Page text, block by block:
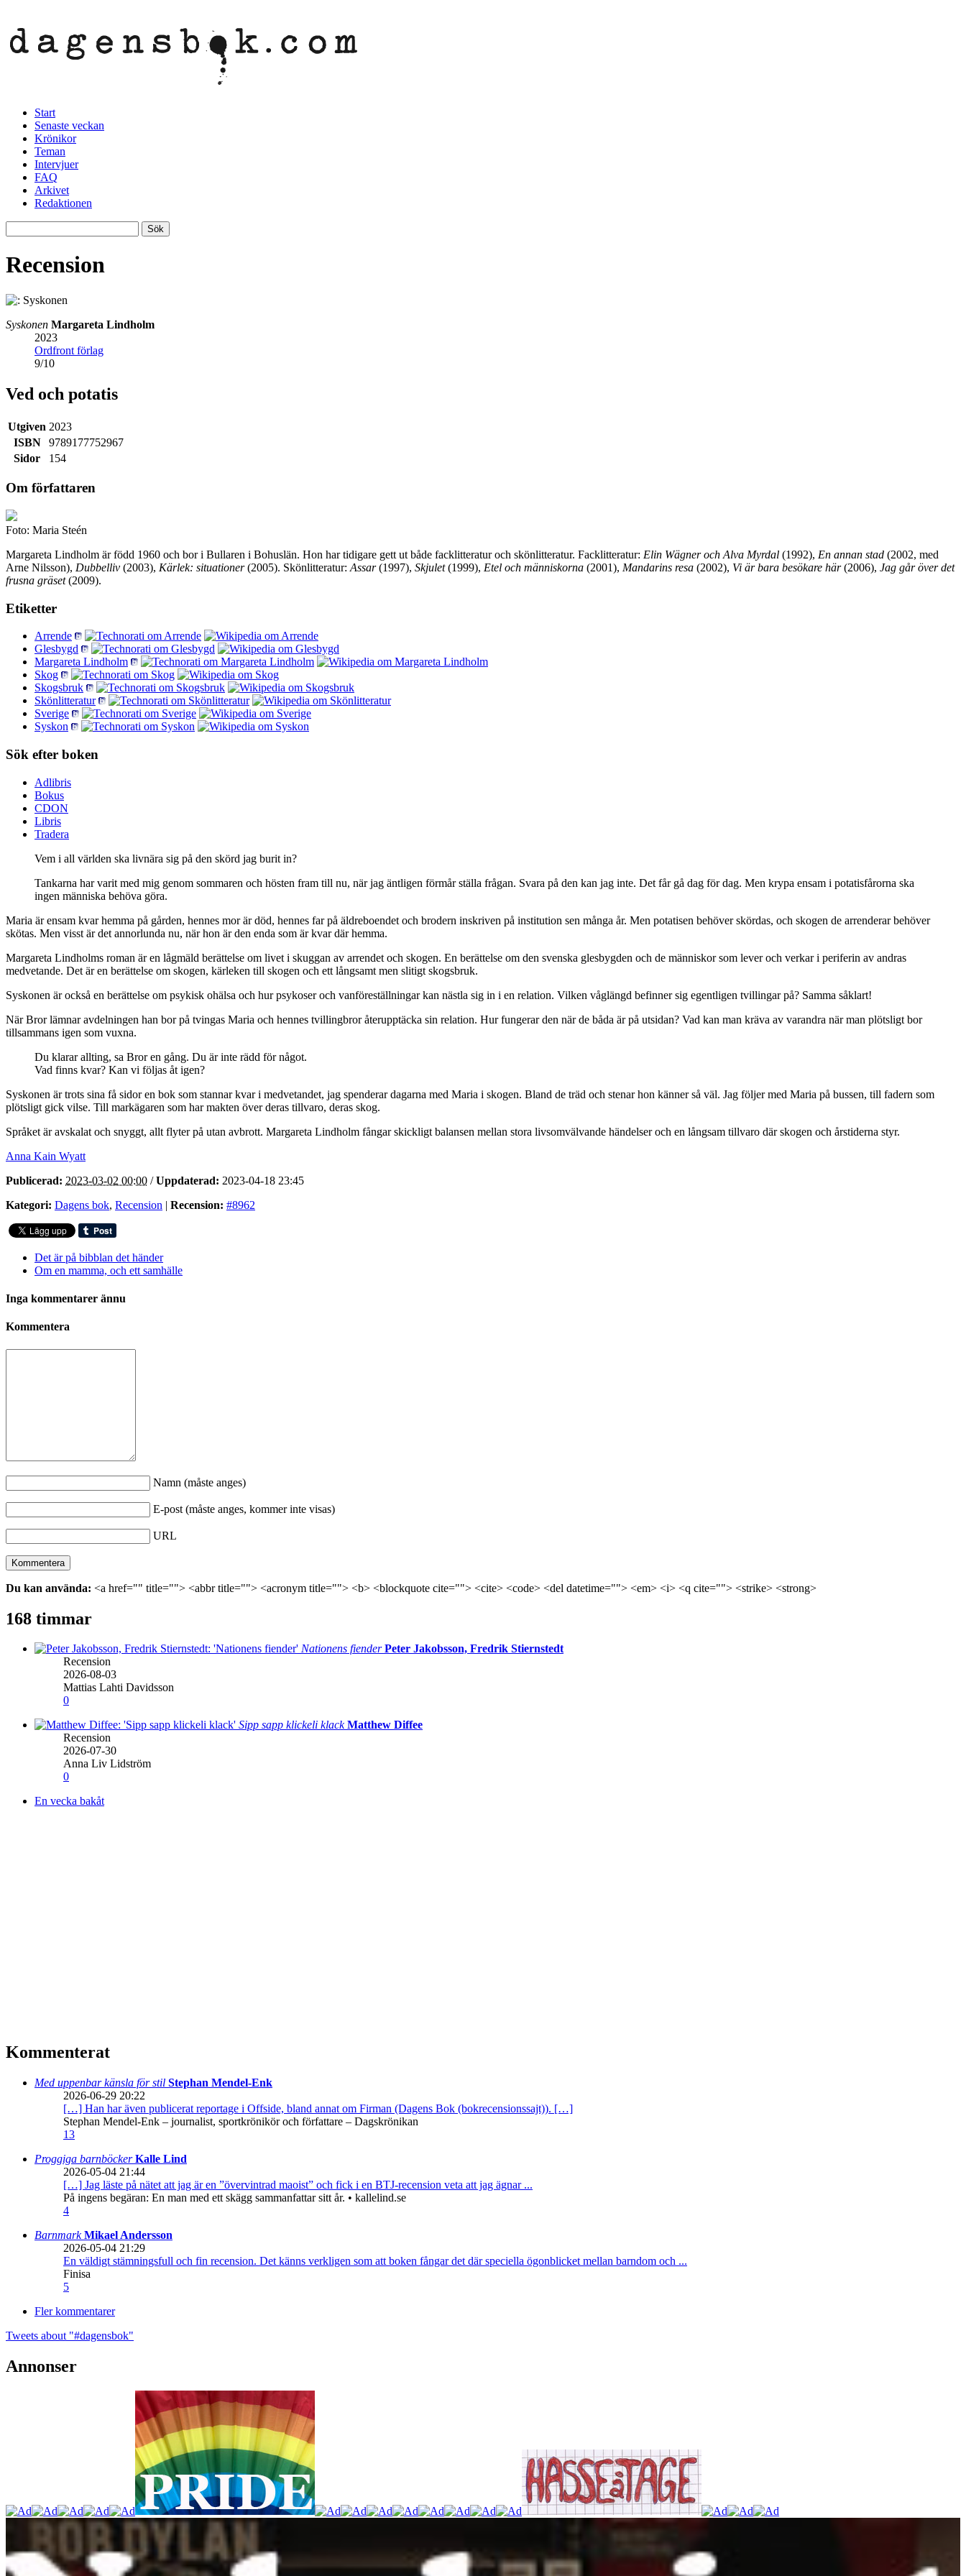
Start
Senaste veckan
Krönikor
Teman
Intervjuer
FAQ
Arkivet
Redaktionen
Recension
Syskonen Margareta Lindholm
2023
Ordfront förlag
9/10
Ved och potatis
Utgiven 2023
ISBN
9789177752967
Sidor
154
Om författaren
Foto: Maria Steén
Margareta Lindholm är född 1960 och bor i Bullaren i Bohuslän. Hon har tidigare gett ut både facklitteratur och skönlitteratur. Facklitteratur: Elin Wägner och Alva Myrdal (1992), En annan stad (2002, med
Arne Nilsson), Dubbelliv (2003), Kärlek: situationer(2005). Skönlitteratur: Assar(1997), Skjulet(1999), Etel och människorna (2001), Mandarins resa (2002), Vi är bara besökare här(2006), Jag går över det
frusna gräset(2009).
Etiketter
Arrende
Glesbygd
Margareta Lindholm
Skog
Skogsbruk
Skönlitteratur
Sverige
Syskon
Sök efter boken
Adlibris
Bokus
CDON
Libris
Tradera
Vem i all världen ska livnära sig på den skörd jag burit in?
Tankarna har varit med mig genom sommaren och hösten fram till nu, när jag äntligen förmår ställa frågan. Svara på den kan jag inte. Det får gå dag för dag. Men krypa ensam i potatisfårorna ska
ingen människa behöva göra.
Maria är ensam kvar hemma på gården, hennes mor är död, hennes far på äldreboendet och brodern inskriven på institution sen många år. Men potatisen behöver skördas, och skogen de arrenderar behöver
skötas. Men visst är det annorlunda nu, när hon är den enda som är kvar där hemma.
Margareta Lindholms roman är en lågmäld berättelse om livet i skuggan av arrendet och skogen. En berättelse om den svenska glesbygden och de människor som lever och verkar i periferin av andras
medvetande. Det är en berättelse om skogen, kärleken till skogen och ett långsamt men slitigt skogsbruk.
Syskonen är också en berättelse om psykisk ohälsa och hur psykoser och vanföreställningar kan nästla sig in i en relation. Vilken våglängd befinner sig egentligen tvillingar på? Samma såklart!
När Bror lämnar avdelningen han bor på tvingas Maria och hennes tvillingbror återupptäcka sin relation. Hur fungerar den när de båda är på utsidan? Vad kan man kräva av varandra när man plötsligt bor
tillsammans igen som vuxna.
Du klarar allting, sa Bror en gång. Du är inte rädd för något.
Vad finns kvar? Kan vi följas åt igen?
Syskonen är trots sina få sidor en bok som stannar kvar i medvetandet, jag spenderar dagarna med Maria i skogen. Bland de träd och stenar hon känner så väl. Jag följer med Maria på bussen, till fadern som
plötsligt gick vilse. Till markägaren som har makten över deras tillvaro, deras skog.
Språket är avskalat och snyggt, allt flyter på utan avbrott. Margareta Lindholm fångar skickligt balansen mellan stora livsomvälvande händelser och en långsam tillvaro där skogen och årstiderna styr.
Anna Kain Wyatt
Publicerad: 2023-03-02 00:00 /Uppdaterad: 2023-04-18 23:45
Kategori: Dagens bok, Recension | Recension: #8962
Det är på bibblan det händer
Om en mamma, och ett samhälle
Inga kommentarer ännu
Kommentera
Namn (måste anges)
E-post (måste anges, kommer inte visas)
URL
Du kan använda: <a href="" title=""> <abbr title=""> <acronym title=""> <b> <blockquote cite=""> <cite> <code> <del datetime=""> <em> <i> <q cite=""> <strike> <strong>
168 timmar
Nationens fiender Peter Jakobsson, Fredrik Stiernstedt
Recension
2026-08-03
Mattias Lahti Davidsson
0
Sipp sapp klickeli klack Matthew Diffee
Recension
2026-07-30
Anna Liv Lidström
0
En vecka bakåt
Kommenterat
Med uppenbar känsla för stil Stephan Mendel-Enk
2026-06-29 20:22
[…] Han har även publicerat reportage i Offside, bland annat om Firman (Dagens Bok (bokrecensionssajt)). […]
Stephan Mendel-Enk – journalist, sportkrönikör och författare – Dagskrönikan
13
Proggiga barnböckerKalle Lind
2026-05-04 21:44
[…] Jag läste på nätet att jag är en ”övervintrad maoist” och fick i en BTJ-recension veta att jag ägnar ...
På ingens begäran: En man med ett skägg sammanfattar sitt år. • kallelind.se
4
BarnmarkMikael Andersson
2026-05-04 21:29
En väldigt stämningsfull och fin recension. Det känns verkligen som att boken fångar det där speciella ögonblicket mellan barndom och ...
Finisa
5
Fler kommentarer
Tweets about "#dagensbok"
Annonser